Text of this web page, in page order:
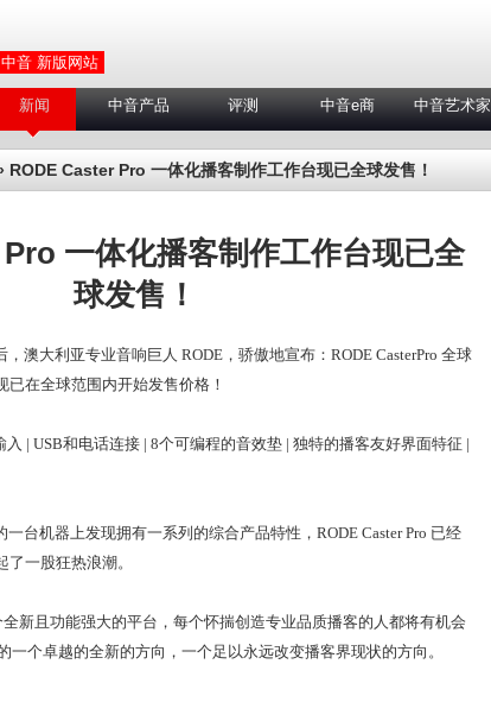
中音 新版网站
新闻 中音产品 评测 中音e商 中音艺术家
RODE Caster Pro 一体化播客制作工作台现已全球发售！
一体化播客制作工作台现已全
球发售！
澳大利亚专业音响巨人 RODE，骄傲地宣布：RODE CasterPro 全球
在全球范围内开始发售价格！
入 | USB和电话连接 | 8个可编程的音效垫 | 独特的播客友好界面特征 |
台机器上发现拥有一系列的综合产品特性，RODE Caster Pro 已经
一股狂热浪潮。
全新且功能强大的平台，每个怀揣创造专业品质播客的人都将有机会
一个卓越的全新的方向，一个足以永远改变播客界现状的方向。